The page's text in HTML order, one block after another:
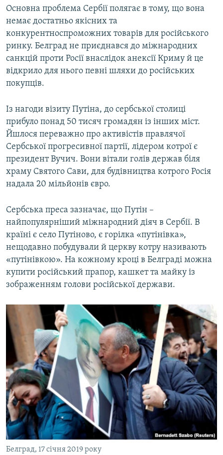
Основна проблема Сербії полягає в тому, що вона
немає достатньо якісних та
конкурентноспроможних товарів для російського
ринку. Белград не приєднався до міжнародних
санкцій проти Росії внаслідок анексії Криму й це
відкрило для нього певні шляхи до російських
покупців.
Із нагоди візиту Путіна, до сербської столиці
прибуло понад 50 тисяч громадян із інших міст.
Йшлося переважно про активістів правлячої
Сербської прогресивної партії, лідером котрої є
президент Вучич. Вони вітали голів держав біля
храму Святого Сави, для будівництва котрого Росія
надала 20 мільйонів євро.
Сербська преса зазначає, що Путін –
найпопулярніший міжнародний діяч в Сербії. В
країні є село Путіново, є горілка «путінівка»,
нещодавно побудували й церкву котру називають
«путінівкою». На кожному кроці в Белграді можна
купити російський прапор, кашкет та майку із
зображенням голови російської держави.
Белград, 17 січня 2019 року